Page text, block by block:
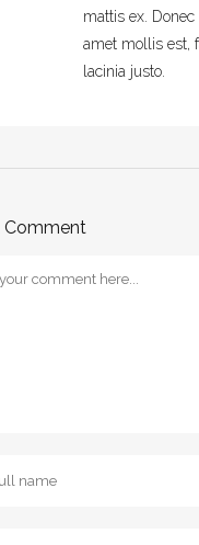
mattis ex. Donec
amet mollis est,
lacinia justo.
Comment